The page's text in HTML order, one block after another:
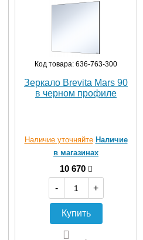
Код товара: 636-763-300
Зеркало Brevita Mars 90
в черном профиле
Наличие уточняйте Наличие
в магазинах
10 670
-
+
Купить